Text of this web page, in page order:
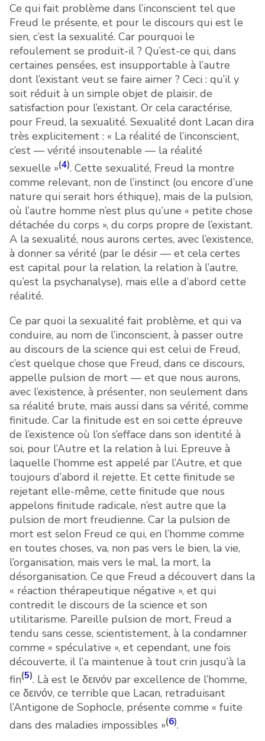
Ce qui fait problème dans l’inconscient tel que
Freud le présente, et pour le discours qui est le
sien, c’est la sexualité. Car pourquoi le
refoulement se produit-il ? Qu’est-ce qui, dans
certaines pensées, est insupportable à l’autre
dont l’existant veut se faire aimer ? Ceci : qu’il y
soit réduit à un simple objet de plaisir, de
satisfaction pour l’existant. Or cela caractérise,
pour Freud, la sexualité. Sexualité dont Lacan dira
très explicitement : « La réalité de l’inconscient,
c’est — vérité insoutenable — la réalité
sexuelle »(4). Cette sexualité, Freud la montre
comme relevant, non de l’instinct (ou encore d’une
nature qui serait hors éthique), mais de la pulsion,
où l’autre homme n’est plus qu’une « petite chose
détachée du corps », du corps propre de l’existant.
A la sexualité, nous aurons certes, avec l’existence,
à donner sa vérité (par le désir — et cela certes
est capital pour la relation, la relation à l’autre,
qu’est la psychanalyse), mais elle a d’abord cette
réalité.
Ce par quoi la sexualité fait problème, et qui va
conduire, au nom de l’inconscient, à passer outre
au discours de la science qui est celui de Freud,
c’est quelque chose que Freud, dans ce discours,
appelle pulsion de mort — et que nous aurons,
avec l’existence, à présenter, non seulement dans
sa réalité brute, mais aussi dans sa vérité, comme
finitude. Car la finitude est en soi cette épreuve
de l’existence où l’on s’efface dans son identité à
soi, pour l’Autre et la relation à lui. Epreuve à
laquelle l’homme est appelé par l’Autre, et que
toujours d’abord il rejette. Et cette finitude se
rejetant elle-même, cette finitude que nous
appelons finitude radicale, n’est autre que la
pulsion de mort freudienne. Car la pulsion de
mort est selon Freud ce qui, en l’homme comme
en toutes choses, va, non pas vers le bien, la vie,
l’organisation, mais vers le mal, la mort, la
désorganisation. Ce que Freud a découvert dans la
« réaction thérapeutique négative », et qui
contredit le discours de la science et son
utilitarisme. Pareille pulsion de mort, Freud a
tendu sans cesse, scientistement, à la condamner
comme « spéculative », et cependant, une fois
découverte, il l’a maintenue à tout crin jusqu’à la
fin(5). Là est le δεινόν par excellence de l’homme,
ce δεινόν, ce terrible que Lacan, retraduisant
l’Antigone de Sophocle, présente comme « fuite
dans des maladies impossibles »(6).